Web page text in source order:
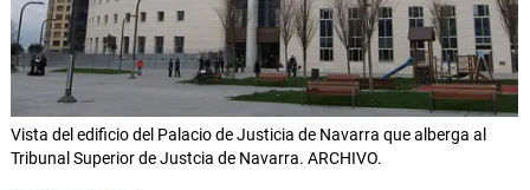
Vista del edificio del Palacio de Justicia de Navarra que alberga al
Tribunal Superior de Justcia de Navarra. ARCHIVO.